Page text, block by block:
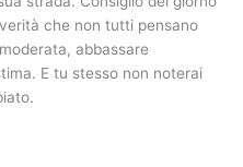
che non tutti pensano
abbassare
E tu stesso non noterai